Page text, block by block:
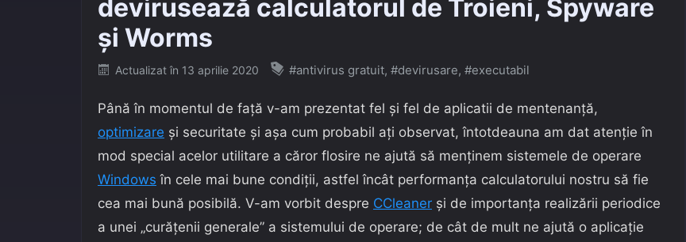
devirusează calculatorul de Troieni, Spyware
şi Worms
Posted
Actualizat în 13 aprilie 2020 #antivirus gratuit, #devirusare, #executabil
Până în momentul de faţă v-am prezentat fel şi fel de aplicatii de mentenanţă,
optimizare şi securitate şi aşa cum probabil aţi observat, întotdeauna am dat atenţie în
mod special acelor utilitare a căror flosire ne ajută să menţinem sistemele de operare
Windows în cele mai bune condiţii, astfel încât performanţa calculatorului nostru să fie
cea mai bună posibilă. V-am vorbit despre CCleaner și de importanţa realizării periodice
a unei „curăţenii generale” a sistemului de operare; de cât de mult ne ajută o aplicaţie